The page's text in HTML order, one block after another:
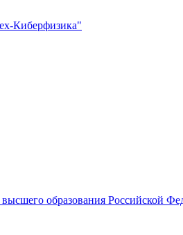
Киберфизика"
образования Российской